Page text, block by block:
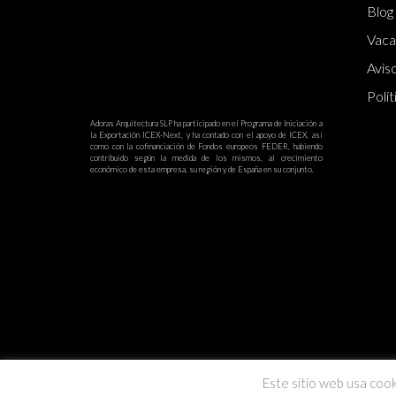
Adoras Arquitectura SLP ha participado en el Programa de Iniciación a
la Exportación ICEX-Next, y ha contado con el apoyo de ICEX, así
como con la cofinanciación de Fondos europeos FEDER, habiendo
contribuido según la medida de los mismos, al crecimiento
económico de esta empresa, su región y de España en su conjunto.
Blog
Este sitio web usa